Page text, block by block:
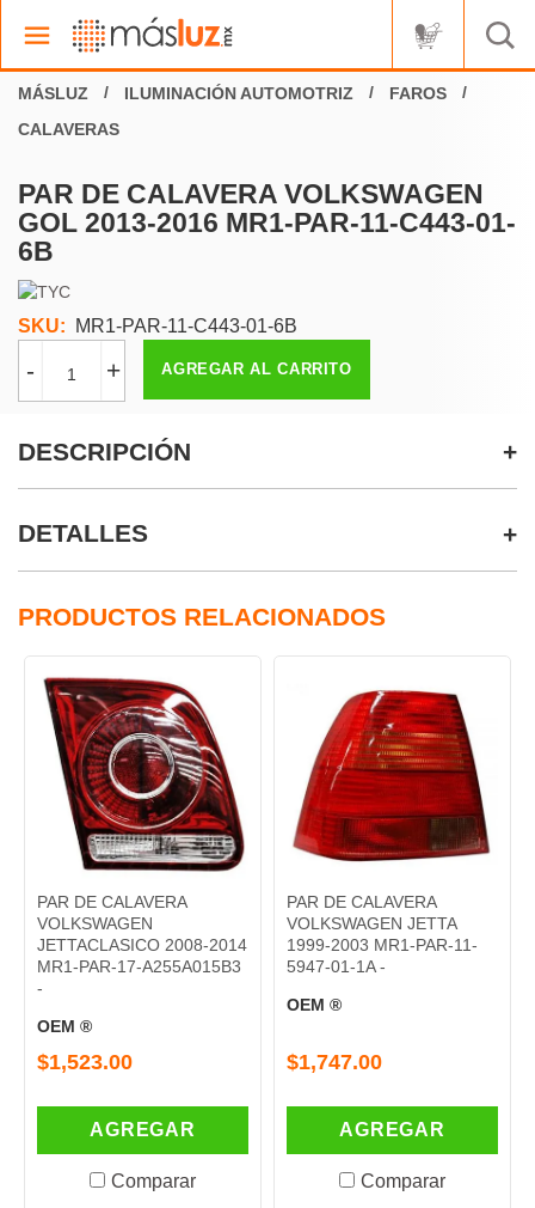
ILUMINACIÓN AUTOMOTRIZ
FAROS
CALAVERAS
PAR DE CALAVERA VOLKSWAGEN
GOL 2013-2016 MR1-PAR-11-C443-01-
6B
SKU: MR1-PAR-11-C443-01-6B
- + AGREGAR AL CARRITO
DESCRIPCIÓN
DETALLES
PRODUCTOS RELACIONADOS
PAR DE CALAVERA
VOLKSWAGEN
JETTACLASICO 2008-2014
MR1-PAR-17-A255A015B3
-
OEM ®
$1,523.00
AGREGAR
Comparar
PAR DE CALAVERA
VOLKSWAGEN JETTA
1999-2003 MR1-PAR-11-
5947-01-1A -
OEM ®
$1,747.00
AGREGAR
Comparar